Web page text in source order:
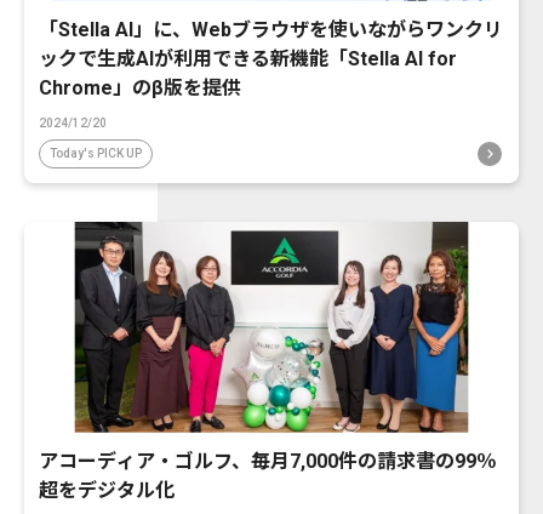
「Stella AI」に、Webブラウザを使いながらワンクリ
ックで生成AIが利用できる新機能「Stella AI for
Chrome」のβ版を提供
2024/12/20
Today's PICK UP
アコーディア・ゴルフ、毎月7,000件の請求書の99％
超をデジタル化